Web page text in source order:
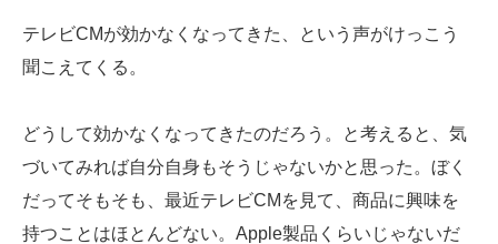
テレビCMが効かなくなってきた、という声がけっこう
聞こえてくる。
どうして効かなくなってきたのだろう。と考えると、気
づいてみれば自分自身もそうじゃないかと思った。ぼく
だってそもそも、最近テレビCMを見て、商品に興味を
持つことはほとんどない。Apple製品くらいじゃないだ